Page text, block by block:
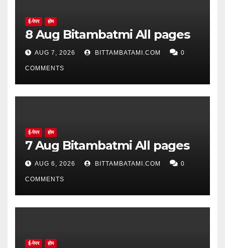
ई-पेपर होम
8 Aug Bitambatmi All pages
AUG 7, 2026 BITTAMBATAMI.COM 0
COMMENTS
ई-पेपर होम
7 Aug Bitambatmi All pages
AUG 6, 2026 BITTAMBATAMI.COM 0
COMMENTS
ई-पेपर होम